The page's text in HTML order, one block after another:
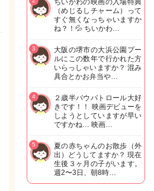
ちいかわの映画の入場特典
（めじるしチャーム）って
すぐ無くなっちゃいますか
ね？！💦 ちいかわ…
大阪の堺市の大浜公園プー
ルにこの数年で行かれた方
いらっしゃいますか？ 混み
具合とかお弁当や…
3
２歳半パウパトロール大好
きです！！ 映画デビューを
しようとしていますが早い
ですかね… 映画…
4
夏の赤ちゃんのお散歩（外
出）どうしてますか？ 現在
生後３ヶ月の子がいます。
週2〜3日、朝8時…
5